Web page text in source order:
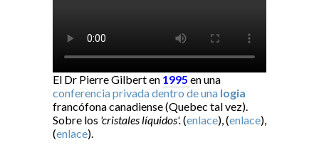
El Dr Pierre Gilbert en 1995 en una
conferencia privada dentro de una logia
francófona canadiense (Quebec tal vez).
Sobre los 'cristales líquidos'. (enlace), (enlace),
(enlace).